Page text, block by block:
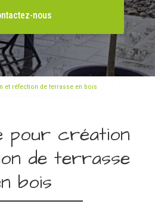
nous
et réfection de terrasse en bois
pour création
de terrasse
bois